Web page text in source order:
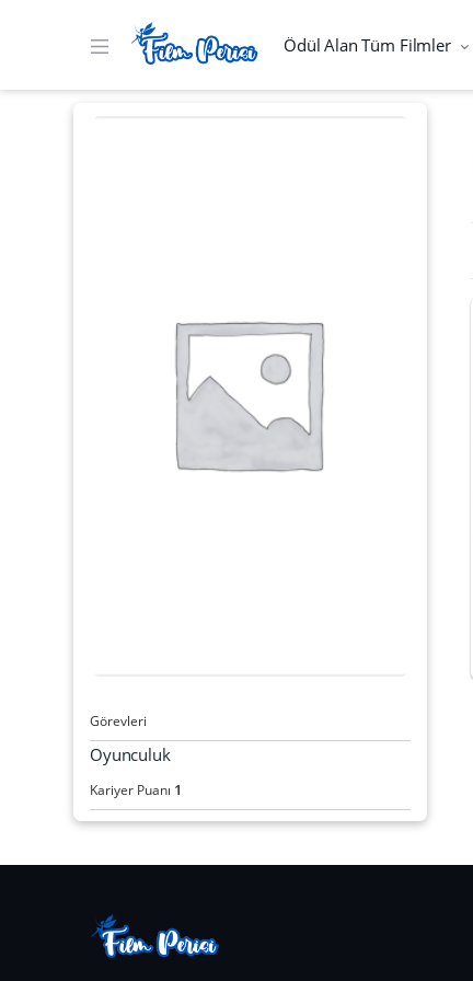
Ödül Alan Tüm Filmler
Görevleri
Oyunculuk
Kariyer Puanı 1